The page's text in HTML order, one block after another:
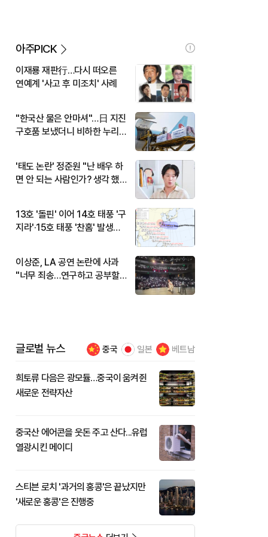
아주PICK
이재룡 재판行…다시 떠오른
연예계 '사고 후 미조치' 사례
"한국산 물은 안마셔"…日 지진
구호품 보냈더니 비하한 누리
'태도 논란' 정준원 "난 배우 하
면 안 되는 사람인가? 생각 했
13호 '돌핀' 이어 14호 태풍 '구
지라'·15호 태풍 '찬홈' 발생…
이상준, LA 공연 논란에 사과
"너무 죄송…연구하고 공부할
글로벌 뉴스 중국 일본 베트남
희토류 다음은 광모듈…중국이 움켜쥔
새로운 전략자산
중국산 에어콘을 웃돈 주고 산다...유럽
열광시킨 메이디
스티븐 로치 '과거의 홍콩'은 끝났지만
'새로운 홍콩'은 진행중